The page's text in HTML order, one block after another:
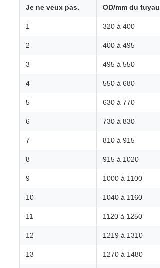
Je ne veux pas. OD/mm du tuyau
1 320 à 400
2 400 à 495
3 495 à 550
4 550 à 680
5 630 à 770
6 730 à 830
7 810 à 915
8 915 à 1020
9 1000 à 1100
10 1040 à 1160
11 1120 à 1250
12 1219 à 1310
13 1270 à 1480